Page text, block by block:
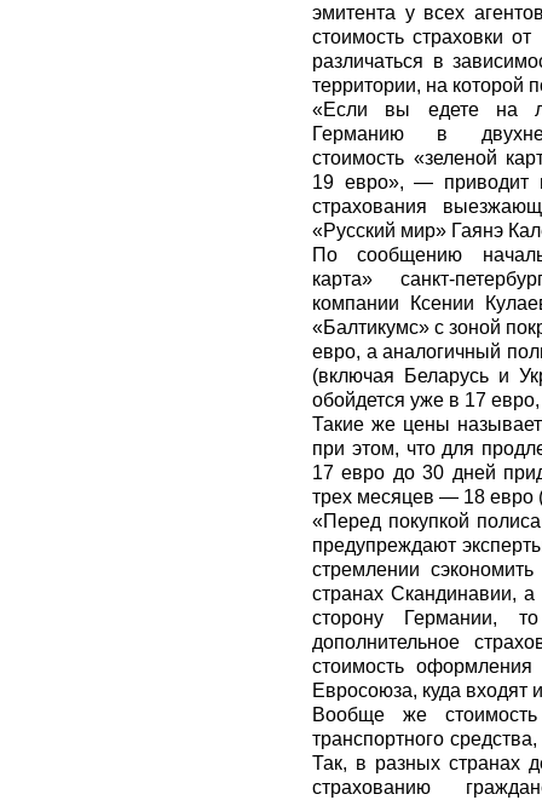
эмитента у всех
стоимость страховки
различаться в
территории, на которой
«Если вы едете на
Германию в
стоимость «зеленой
19 евро», — приводит
страхования
«Русский мир» Гаянэ
По сообщению
карта» санкт-
компании Ксении
«Балтикумс» с зоной
евро, а аналогичный
(включая Беларусь и
обойдется уже в 17
Такие же цены
при этом, что для
17 евро до 30 дней
трех месяцев — 18 евро
«Перед покупкой
предупреждают
стремлении
странах Скандинавии,
сторону Германии,
дополнительное
стоимость
Евросоюза, куда входят
Вообще же
транспортного
Так, в разных странах
страхованию